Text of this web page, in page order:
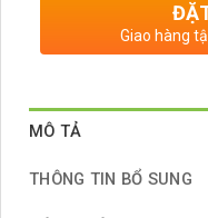
Giao hàng
MÔ TẢ
THÔNG TIN BỔ SUNG